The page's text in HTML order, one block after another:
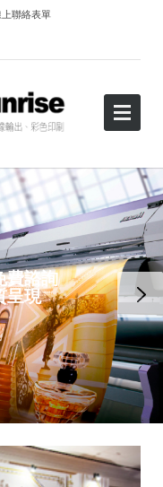
上聯絡表單
費諮詢
呈現